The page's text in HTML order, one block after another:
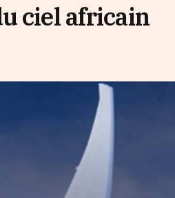
ciel africain